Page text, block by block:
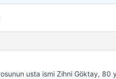
usta ismi Zihni Göktay, 80